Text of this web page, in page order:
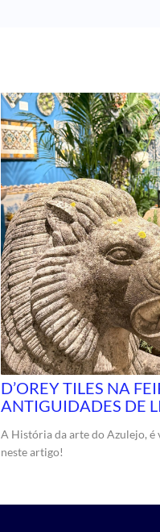
D’OREY TILES NA
ANTIGUIDADES DE
A História da arte do Azulejo, é
neste artigo!